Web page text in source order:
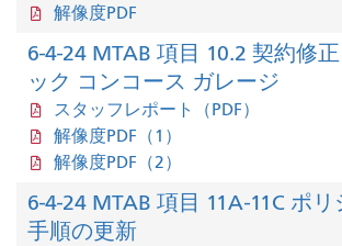
解像度PDF
6-4-24 MTAB 項目 10.2 契約修
ック コンコース ガレージ
スタッフレポート（PDF）
解像度PDF（1）
解像度PDF（2）
6-4-24 MTAB 項目 11A-11C ポ
手順の更新